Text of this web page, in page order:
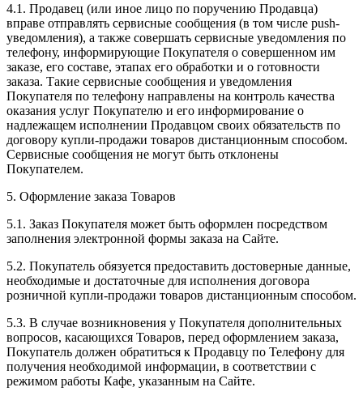
4.1. Продавец (или иное лицо по поручению Продавца)
вправе отправлять сервисные сообщения (в том числе push-
уведомления), а также совершать сервисные уведомления по
телефону, информирующие Покупателя о совершенном им
заказе, его составе, этапах его обработки и о готовности
заказа. Такие сервисные сообщения и уведомления
Покупателя по телефону направлены на контроль качества
оказания услуг Покупателю и его информирование о
надлежащем исполнении Продавцом своих обязательств по
договору купли-продажи товаров дистанционным способом.
Сервисные сообщения не могут быть отклонены
Покупателем.
5. Оформление заказа Товаров
5.1. Заказ Покупателя может быть оформлен посредством
заполнения электронной формы заказа на Сайте.
5.2. Покупатель обязуется предоставить достоверные данные,
необходимые и достаточные для исполнения договора
розничной купли-продажи товаров дистанционным способом.
5.3. В случае возникновения у Покупателя дополнительных
вопросов, касающихся Товаров, перед оформлением заказа,
Покупатель должен обратиться к Продавцу по Телефону для
получения необходимой информации, в соответствии с
режимом работы Кафе, указанным на Сайте.